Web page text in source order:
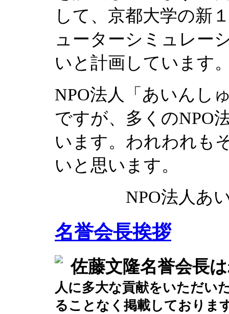
して、京都大学の新
ューターシミュレー
いと計画しています
NPO法人「あいんし
ですが、多くのNPO
います。われわれも
いと思います。
NPO法人あ
名誉会長挨拶
佐藤文隆名誉会長は
人に多大な貢献をいただい
ることなく掲載しておりま